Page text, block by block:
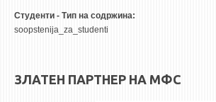
ДОЦЕНТИ
ЛЕКТОРИ
Студенти - Тип на содржина:
soopstenija_za_studenti
ЗЛАТЕН ПАРТНЕР НА МФС